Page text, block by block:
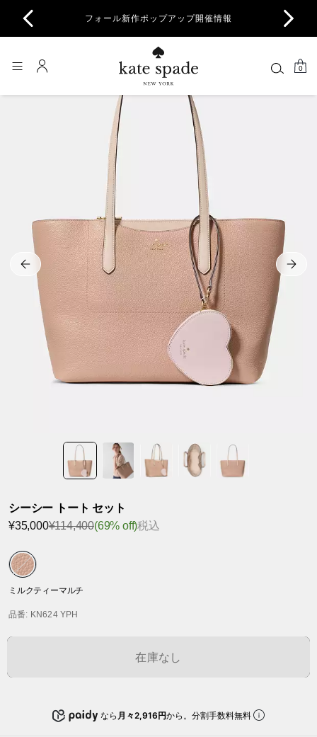
フォール新作ポップアップ開催情報
0
シーシー トート セット
¥35,000¥114,400(69% off)税込
ミルクティーマルチ
品番: KN624 YPH
在庫なし
なら 月々2,916円から。分割手数料無料